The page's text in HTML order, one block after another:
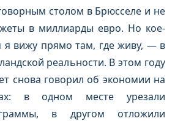
столом в Брюсселе и не
в миллиарды евро. Но кое-
я вижу прямо там, где живу, — в
реальности. В этом году
снова говорил об экономии на
в одном месте урезали
в другом отложили